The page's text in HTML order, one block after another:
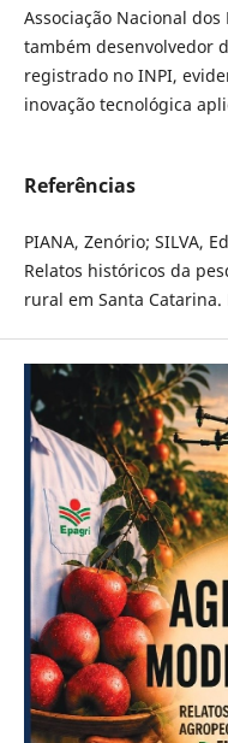
Associação Nacional dos
também desenvolvedor
registrado no INPI,
inovação tecnológica
Referências
PIANA, Zenório; SILVA,
Relatos históricos da
rural em Santa